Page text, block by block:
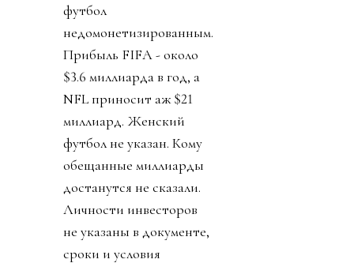
футбол
недомонетизированным.
Прибыль FIFA - около
$3.6 миллиарда в год, а
NFL приносит аж $21
миллиард. Женский
футбол не указан. Кому
обещанные миллиарды
достанутся не сказали.
Личности инвесторов
не указаны в документе,
сроки и условия